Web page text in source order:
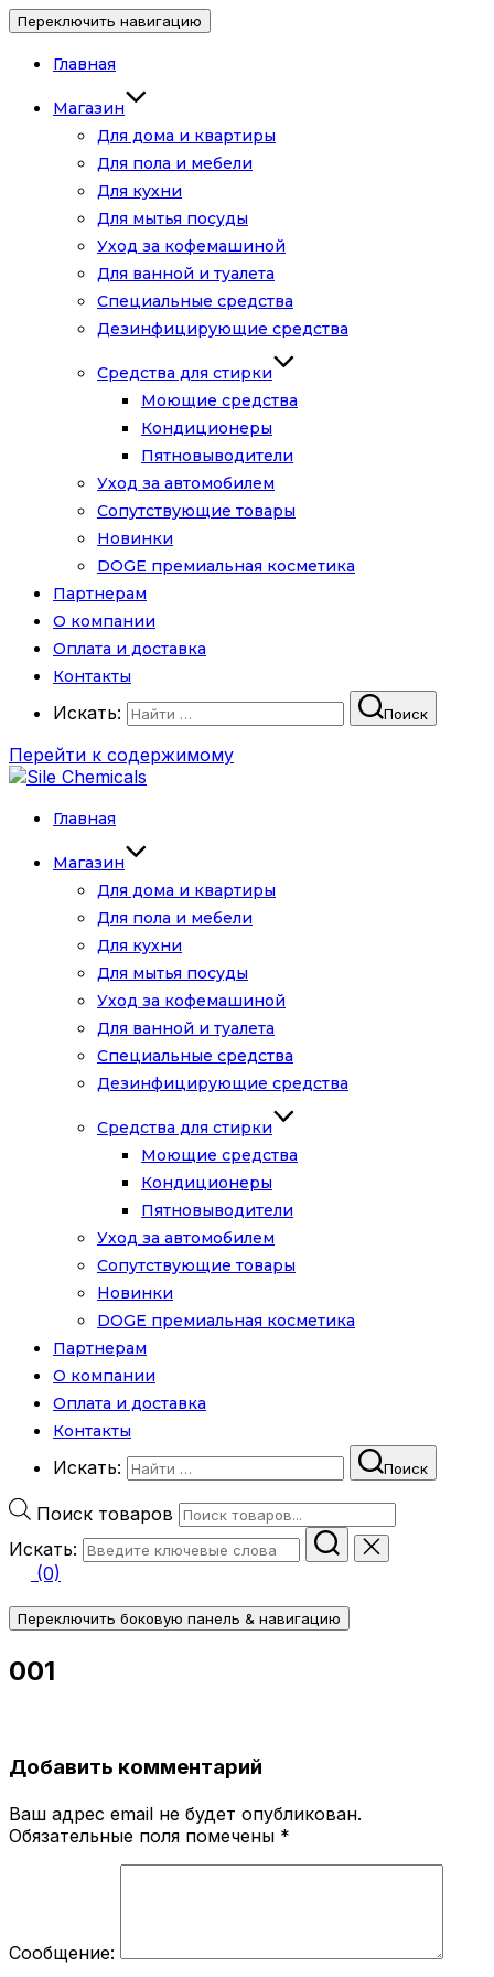
Переключить навигацию
Главная
Магазин
Для дома и квартиры
Для пола и мебели
Для кухни
Для мытья посуды
Уход за кофемашиной
Для ванной и туалета
Специальные средства
Дезинфицирующие средства
Средства для стирки
Моющие средства
Кондиционеры
Пятновыводители
Уход за автомобилем
Сопутствующие товары
Новинки
DOGE премиальная косметика
Партнерам
О компании
Оплата и доставка
Контакты
Искать: Поиск
Перейти к содержимому
Главная
Магазин
Для дома и квартиры
Для пола и мебели
Для кухни
Для мытья посуды
Уход за кофемашиной
Для ванной и туалета
Специальные средства
Дезинфицирующие средства
Средства для стирки
Моющие средства
Кондиционеры
Пятновыводители
Уход за автомобилем
Сопутствующие товары
Новинки
DOGE премиальная косметика
Партнерам
О компании
Оплата и доставка
Контакты
Искать: Поиск
Поиск товаров
Искать:
(0)
Переключить боковую панель & навигацию
001
Добавить комментарий
Ваш адрес email не будет опубликован.
Обязательные поля помечены *
Сообщение: